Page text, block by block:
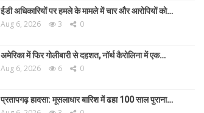
ईडी अधिकारियों पर हमले के मामले में चार और आरोपियों को…
Aug 6, 2026 3 0
अमेरिका में फिर गोलीबारी से दहशत, नॉर्थ कैरोलिना में एक…
Aug 6, 2026 6 0
प्रतापगढ़ हादसा: मूसलाधार बारिश में ढहा 100 साल पुराना…